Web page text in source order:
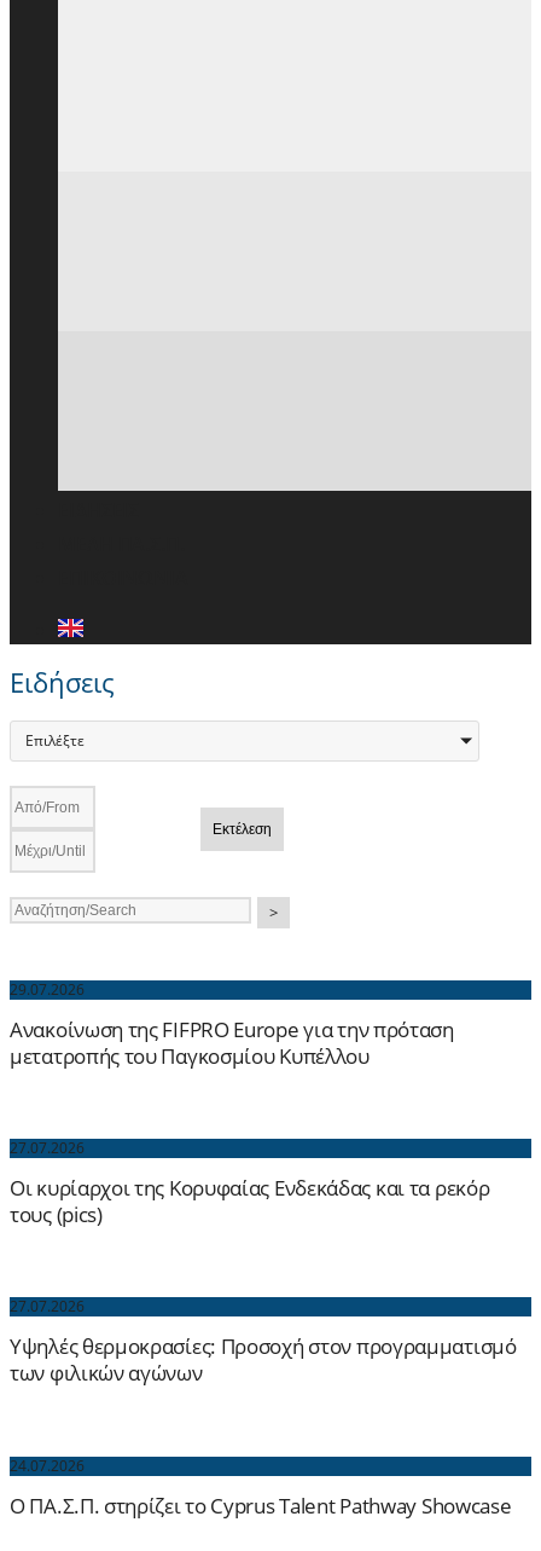
Ειδήσεις
Επιλέξτε
Εκτέλεση
>
29.07.2026
Ανακοίνωση της FIFPRO Europe για την πρόταση
μετατροπής του Παγκοσμίου Κυπέλλου
27.07.2026
Οι κυρίαρχοι της Κορυφαίας Ενδεκάδας και τα ρεκόρ
τους (pics)
27.07.2026
Yψηλές θερμοκρασίες: Προσοχή στον προγραμματισμό
των φιλικών αγώνων
24.07.2026
Ο ΠΑ.Σ.Π. στηρίζει το Cyprus Talent Pathway Showcase